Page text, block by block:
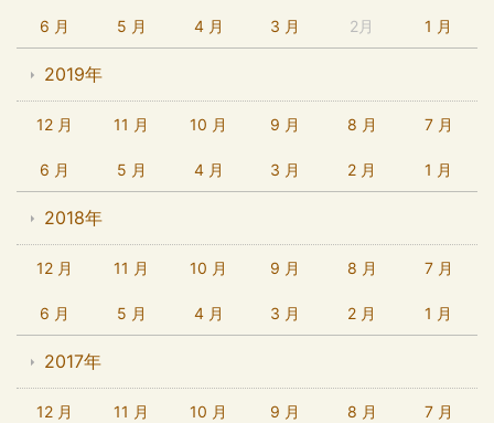
6 月 5 月 4 月 3 月 2月 1 月
2019年
12 月 11 月 10 月 9 月 8 月 7 月
6 月 5 月 4 月 3 月 2 月 1 月
2018年
12 月 11 月 10 月 9 月 8 月 7 月
6 月 5 月 4 月 3 月 2 月 1 月
2017年
12 月 11 月 10 月 9 月 8 月 7 月